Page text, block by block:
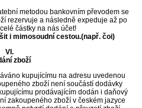
metodou bankovním převodem se
rezervuje a následně expeduje až po
částky na nás účet!
i mimosoudní cestou.(např. čoi)
VI.
zboží
kupujícímu na adresu uvedenou
zboží není součástí dodávky
prodávajícím dodán i daňový
zakoupeného zboží v českém jazyce